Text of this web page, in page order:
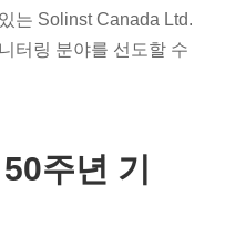
는 Solinst Canada Ltd.
터링 분야를 선도할 수
주년 기